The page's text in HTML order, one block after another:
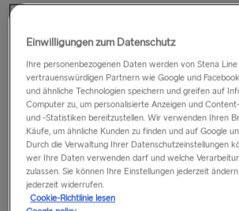
Kann ich ein
erhalten, ohne eine
vorzunehmen?
Ja, Sie können ohne Buchung ein
Geben Sie einfach Ihre bevorzugten
ein und klicken Sie auf die Schaltfläche
werden dann eine Auswahl von
sehen, ohne dazu verpflichtet zu sein, bei
Einwilligungen zum Datenschutz
Ihre personenbezogenen Daten werden von Stena
vertrauenswürdigen Partnern wie Google und
und ähnliche Technologien speichern und greifen auf
Computer zu, um personalisierte Anzeigen und
und -Statistiken bereitzustellen. Wir verwenden Ihren
Käufe, um ähnliche Kunden zu finden und auf Google
Durch die Verwaltung Ihrer Datenschutzeinstellungen
wer Ihre Daten verwenden darf und welche
zulassen. Sie können Ihre Einstellungen jederzeit
jederzeit widerrufen.
Cookie-Richtlinie lesen